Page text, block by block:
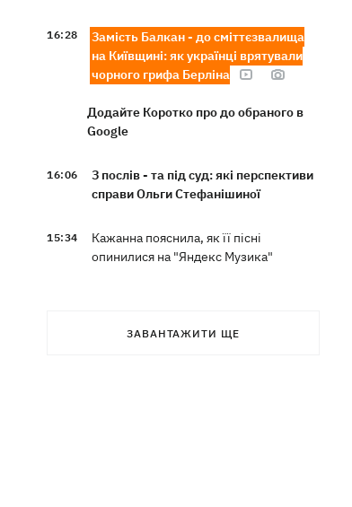
16:28
Замість Балкан - до сміттєзвалища
на Київщині: як українці врятували
чорного грифа Берліна
Додайте Коротко про до обраного в
Google
16:06
З послів - та під суд: які перспективи
справи Ольги Стефанішиної
15:34
Кажанна пояснила, як її пісні
опинилися на "Яндекс Музика"
ThreadsЗАВАНТАЖИТИ ЩЕ